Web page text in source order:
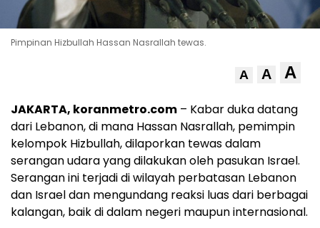
Pimpinan Hizbullah Hassan Nasrallah tewas.
A A A
JAKARTA, koranmetro.com – Kabar duka datang
dari Lebanon, di mana Hassan Nasrallah, pemimpin
kelompok Hizbullah, dilaporkan tewas dalam
serangan udara yang dilakukan oleh pasukan Israel.
Serangan ini terjadi di wilayah perbatasan Lebanon
dan Israel dan mengundang reaksi luas dari berbagai
kalangan, baik di dalam negeri maupun internasional.